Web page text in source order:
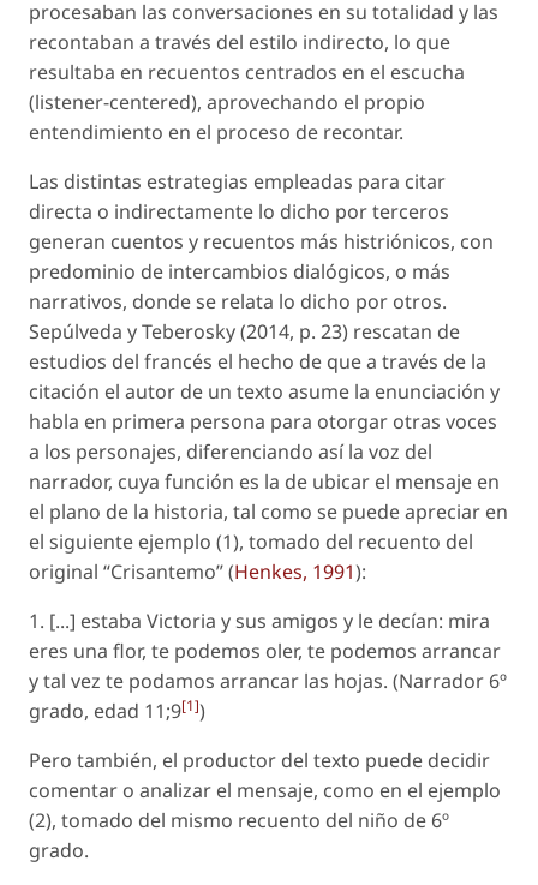
procesaban las conversaciones en su totalidad y las
recontaban a través del estilo indirecto, lo que
resultaba en recuentos centrados en el escucha
(listener-centered), aprovechando el propio
entendimiento en el proceso de recontar.
Las distintas estrategias empleadas para citar
directa o indirectamente lo dicho por terceros
generan cuentos y recuentos más histriónicos, con
predominio de intercambios dialógicos, o más
narrativos, donde se relata lo dicho por otros.
Sepúlveda y Teberosky (2014, p. 23) rescatan de
estudios del francés el hecho de que a través de la
citación el autor de un texto asume la enunciación y
habla en primera persona para otorgar otras voces
a los personajes, diferenciando así la voz del
narrador, cuya función es la de ubicar el mensaje en
el plano de la historia, tal como se puede apreciar en
el siguiente ejemplo (1), tomado del recuento del
original “Crisantemo” (Henkes, 1991):
1. [...] estaba Victoria y sus amigos y le decían: mira
eres una flor, te podemos oler, te podemos arrancar
y tal vez te podamos arrancar las hojas. (Narrador 6º
grado, edad 11;9[1])
Pero también, el productor del texto puede decidir
comentar o analizar el mensaje, como en el ejemplo
(2), tomado del mismo recuento del niño de 6º
grado.